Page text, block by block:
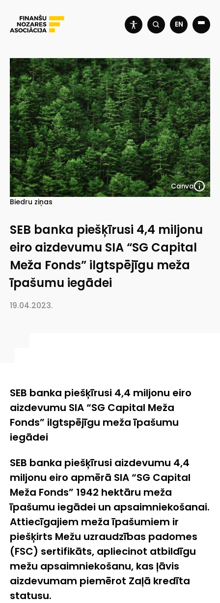
EN
Biedru ziņas
SEB banka piešķīrusi 4,4 miljonu
eiro aizdevumu SIA “SG Capital
Meža Fonds” ilgtspējīgu meža
īpašumu iegādei
19.04.2023.
Canva
SEB banka piešķīrusi 4,4 miljonu eiro
aizdevumu SIA “SG Capital Meža
Fonds” ilgtspējīgu meža īpašumu
iegādei
SEB banka piešķīrusi aizdevumu 4,4
miljonu eiro apmērā SIA “SG Capital
Meža Fonds” 1942 hektāru meža
īpašumu iegādei un apsaimniekošanai.
Attiecīgajiem meža īpašumiem ir
piešķirts Mežu uzraudzības padomes
(FSC) sertifikāts, apliecinot atbildīgu
mežu apsaimniekošanu, kas ļāvis
aizdevumam piemērot Zaļā kredīta
statusu.